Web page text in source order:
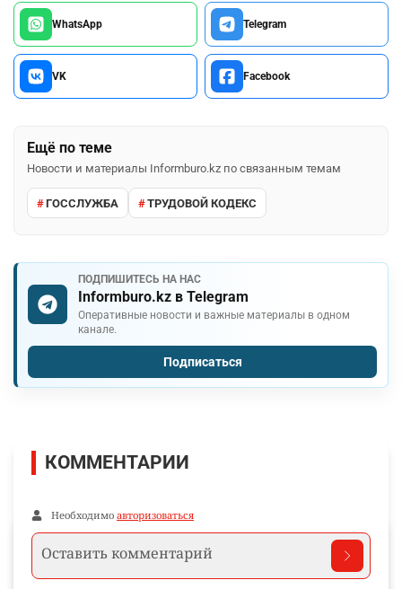
WhatsApp Telegram
VK Facebook
Ещё по теме
Новости и материалы Informburo.kz по связанным темам
ГОССЛУЖБА ТРУДОВОЙ КОДЕКС
ПОДПИШИТЕСЬ НА НАС
Informburo.kz в Telegram
Оперативные новости и важные материалы в одном
канале.
Подписаться
КОММЕНТАРИИ
Необходимо авторизоваться